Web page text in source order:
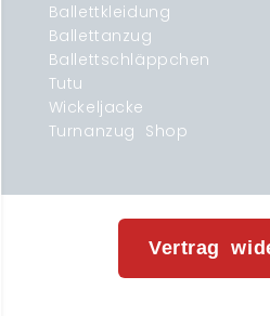
Ballettkleidung
Ballettanzug
Ballettschläppchen
Tutu
Wickeljacke
Turnanzug Shop
Vertrag